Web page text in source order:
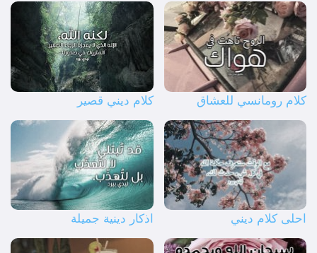
كلام رومانسي للعشاق كلام ديني قصير
احلى كلام ديني اذكار دينية جميلة